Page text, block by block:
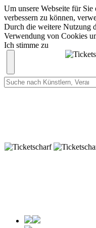
Um unsere Webseite für
verbessern zu können,
Durch die weitere Nutzung
Verwendung von Cookies
Ich stimme zu